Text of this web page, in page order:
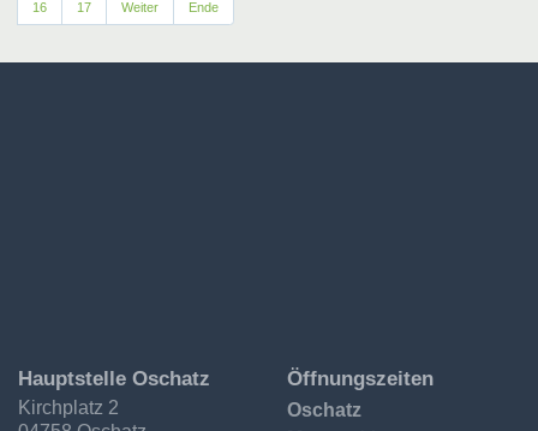
16 17 Weiter Ende
Ev.-
Luth.
Kirchgemeinde
Hauptstelle Oschatz
Kirchplatz 2
Öffnungszeiten
Oschatz